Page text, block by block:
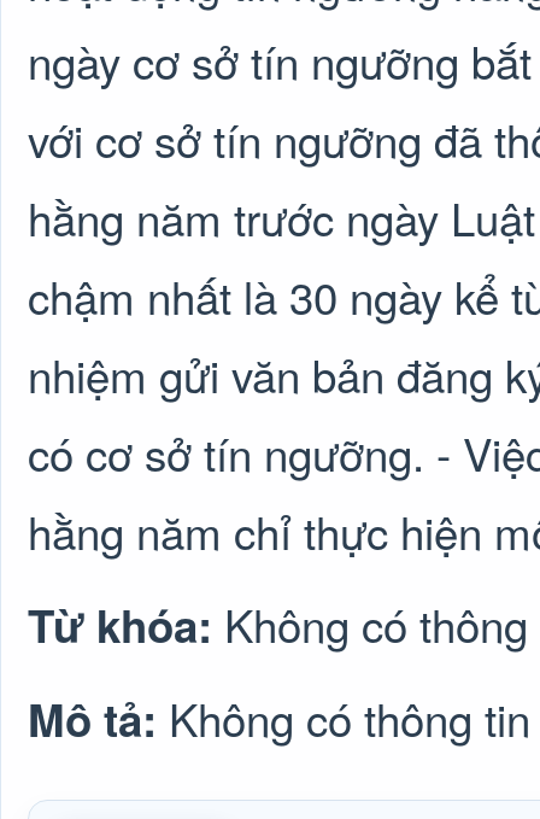
ngày cơ sở tín ngưỡng
với cơ sở tín ngưỡng đã
hằng năm trước ngày
chậm nhất là 30 ngày kể
nhiệm gửi văn bản đăng
có cơ sở tín ngưỡng. -
hằng năm chỉ thực hiện
Từ khóa: Không có
Mô tả: Không có thông tin